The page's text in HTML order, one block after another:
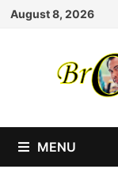
Skip
August 8, 2026
MENU